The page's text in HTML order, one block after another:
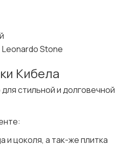
Leonardo Stone
Кибела
стильной и долговечной
и цоколя, а так-же плитка